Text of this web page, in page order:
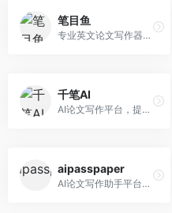
笔目鱼
专业英文论文写作器，支持学术论文全流程。面向留学生和国际期刊投稿者，提供英文论文撰写、润色、格式调整等服务，学术英语表达规范。
千笔AI
AI论文写作平台，提供无限改稿服务。面向高校学生和学术研究者，支持论文选题、大纲生成、内容撰写、查重修改等全流程服务，改稿次数不限，服务质量有保障。
aipasspaper
AI论文写作助手平台，提供智能化的学术写作支持。面向大学生和研究人员，支持多种学科论文生成，提供参考文献管理和格式规范服务，写作效率高。